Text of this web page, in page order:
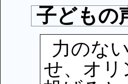
子どもの
力のな
せ、オリ